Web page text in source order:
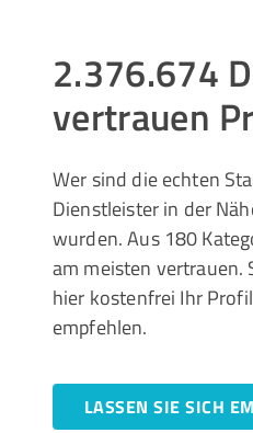
2.376.674
vertrauen
Wer sind die echten
Dienstleister in der
wurden. Aus 180
am meisten vertrauen.
hier kostenfrei Ihr
empfehlen.
LASSEN SIE SICH